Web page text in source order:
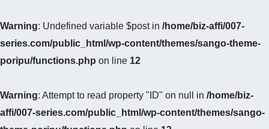
Warning: Undefined variable $post in /home/biz-affi/007-
series.com/public_html/wp-content/themes/sango-theme-
poripu/functions.php on line 12
Warning: Attempt to read property "ID" on null in /home/biz-
affi/007-series.com/public_html/wp-content/themes/sango-